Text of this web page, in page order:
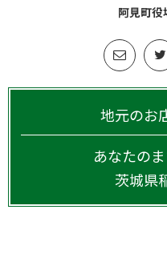
阿見町役
地元のお
あなたの
茨城県